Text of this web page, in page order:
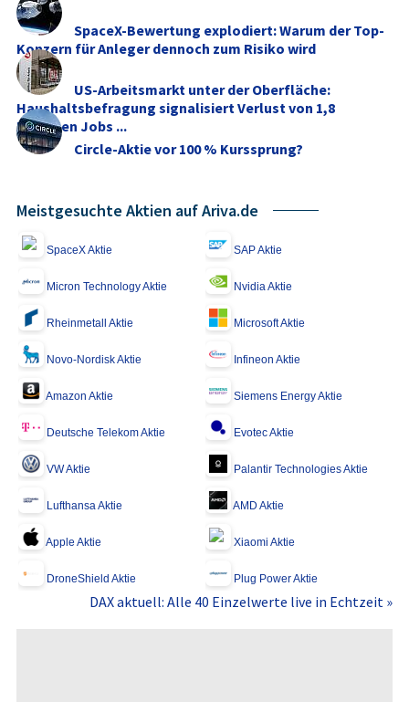
SpaceX-Bewertung explodiert: Warum der Top-
Konzern für Anleger dennoch zum Risiko wird
US-Arbeitsmarkt unter der Oberfläche:
Haushaltsbefragung signalisiert Verlust von 1,8
Millionen Jobs ...
Circle-Aktie vor 100 % Kurssprung?
Meistgesuchte Aktien auf Ariva.de
SpaceX Aktie SAP Aktie
Micron Technology Aktie Nvidia Aktie
Rheinmetall Aktie Microsoft Aktie
Novo-Nordisk Aktie Infineon Aktie
Amazon Aktie Siemens Energy Aktie
Deutsche Telekom Aktie Evotec Aktie
VW Aktie Palantir Technologies Aktie
Lufthansa Aktie AMD Aktie
Apple Aktie Xiaomi Aktie
DroneShield Aktie Plug Power Aktie
DAX aktuell: Alle 40 Einzelwerte live in Echtzeit »